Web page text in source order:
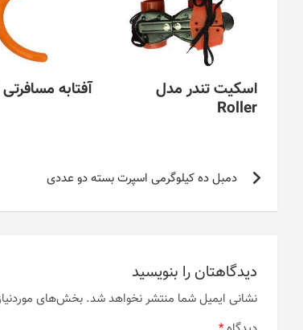
اسکیت تندر مدل
Roller
آفتابه مسافرتی کد
راهبری
نوشتهدمبل ده کیلوگرمی اسپرت بسته دو عددی
دیدگاهتان را بنویسید
نشانی ایمیل شما منتشر نخواهد شد. بخش‌های